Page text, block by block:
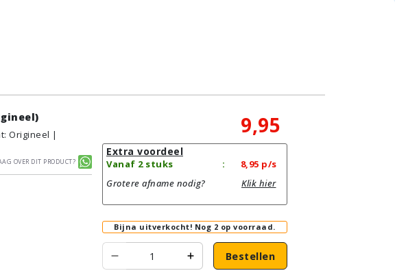
Origineel |
over dit product?
9,95
Extra voordeel
Vanaf 2 stuks : 8,95 p/s
Grotere afname nodig?
Klik hier
Bijna uitverkocht! Nog 2 op voorraad.
Bestellen